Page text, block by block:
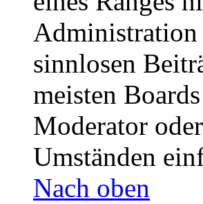
Administration
sinnlosen
meisten
Moderator
Umständen
Nach oben